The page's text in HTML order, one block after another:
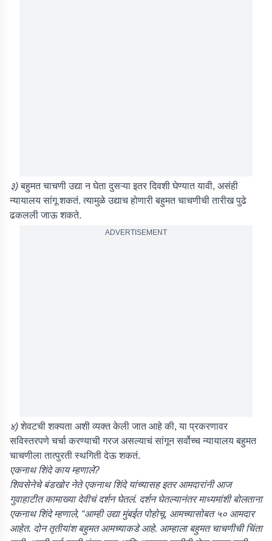
३)बहुमत चाचणी उद्या न घेता दुसऱ्या इतर दिवशी घेण्यात यावी, असंही
न्यायालय सांगू शकतं. त्यामुळे उद्याच होणारी बहुमत चाचणीची तारीख पुढे
ढकलली जाऊ शकते.
ADVERTISEMENT
४)शेवटची शक्यता अशी व्यक्त केली जात आहे की, या प्रकरणावर
सविस्तरपणे चर्चा करण्याची गरज असल्याचं सांगून सर्वोच्च न्यायालय बहुमत
चाचणीला तात्पुरती स्थगिती देऊ शकतं.
एकनाथ शिंदे काय म्हणाले?
शिवसेनेचे बंडखोर नेते एकनाथ शिंदे यांच्यासह इतर आमदारांनी आज
गुवाहाटीत कामाख्या देवीचं दर्शन घेतलं. दर्शन घेतल्यानंतर माध्यमांशी बोलताना
एकनाथ शिंदे म्हणाले, “आम्ही उद्या मुंबईत पोहोचू. आमच्यासोबत ५० आमदार
आहेत. दोन तृतीयांश बहुमत आमच्याकडे आहे. आम्हाला बहुमत चाचणीची चिंता